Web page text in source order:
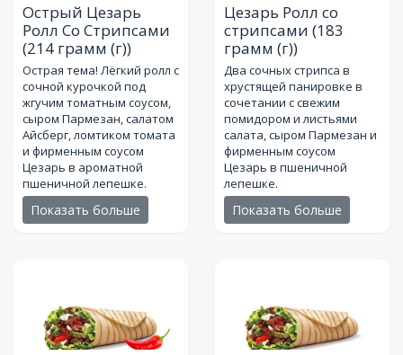
Острый Цезарь
Ролл Со Стрипсами
(214 грамм (г))
Острая тема! Лёгкий ролл с
сочной курочкой под
жгучим томатным соусом,
сыром Пармезан, салатом
Айсберг, ломтиком томата
и фирменным соусом
Цезарь в ароматной
пшеничной лепешке.
Показать больше
Цезарь Ролл со
стрипсами (183
грамм (г))
Два сочных стрипса в
хрустящей панировке в
сочетании с свежим
помидором и листьями
салата, сыром Пармезан и
фирменным соусом
Цезарь в пшеничной
лепешке.
Показать больше